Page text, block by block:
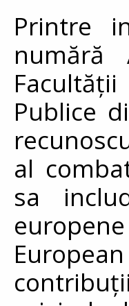
Printre
numără
Publice
al
sa